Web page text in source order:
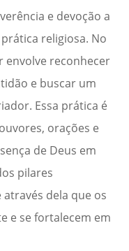
e devoção a
religiosa. No
envolve reconhecer
e buscar um
Essa prática é
orações e
de Deus em
pilares
dela que os
e se fortalecem em